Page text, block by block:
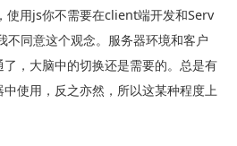
使用js你不需要在client端开发和Serv
不同意这个观念。服务器环境和客户
，大脑中的切换还是需要的。总是有
使用，反之亦然，所以这某种程度上